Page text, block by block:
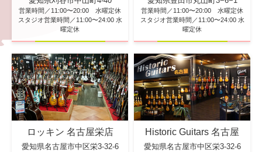
営業時間／11:00〜20:00 水曜定休
スタジオ営業時間／11:00〜24:00 水
曜定休
営業時間／11:00〜20:00 水曜定休
スタジオ営業時間／11:00〜24:00 水
曜定休
ロッキン 名古屋栄店
愛知県名古屋市中区栄3-32-6
Historic Guitars 名古屋
愛知県名古屋市中区栄3-32-6